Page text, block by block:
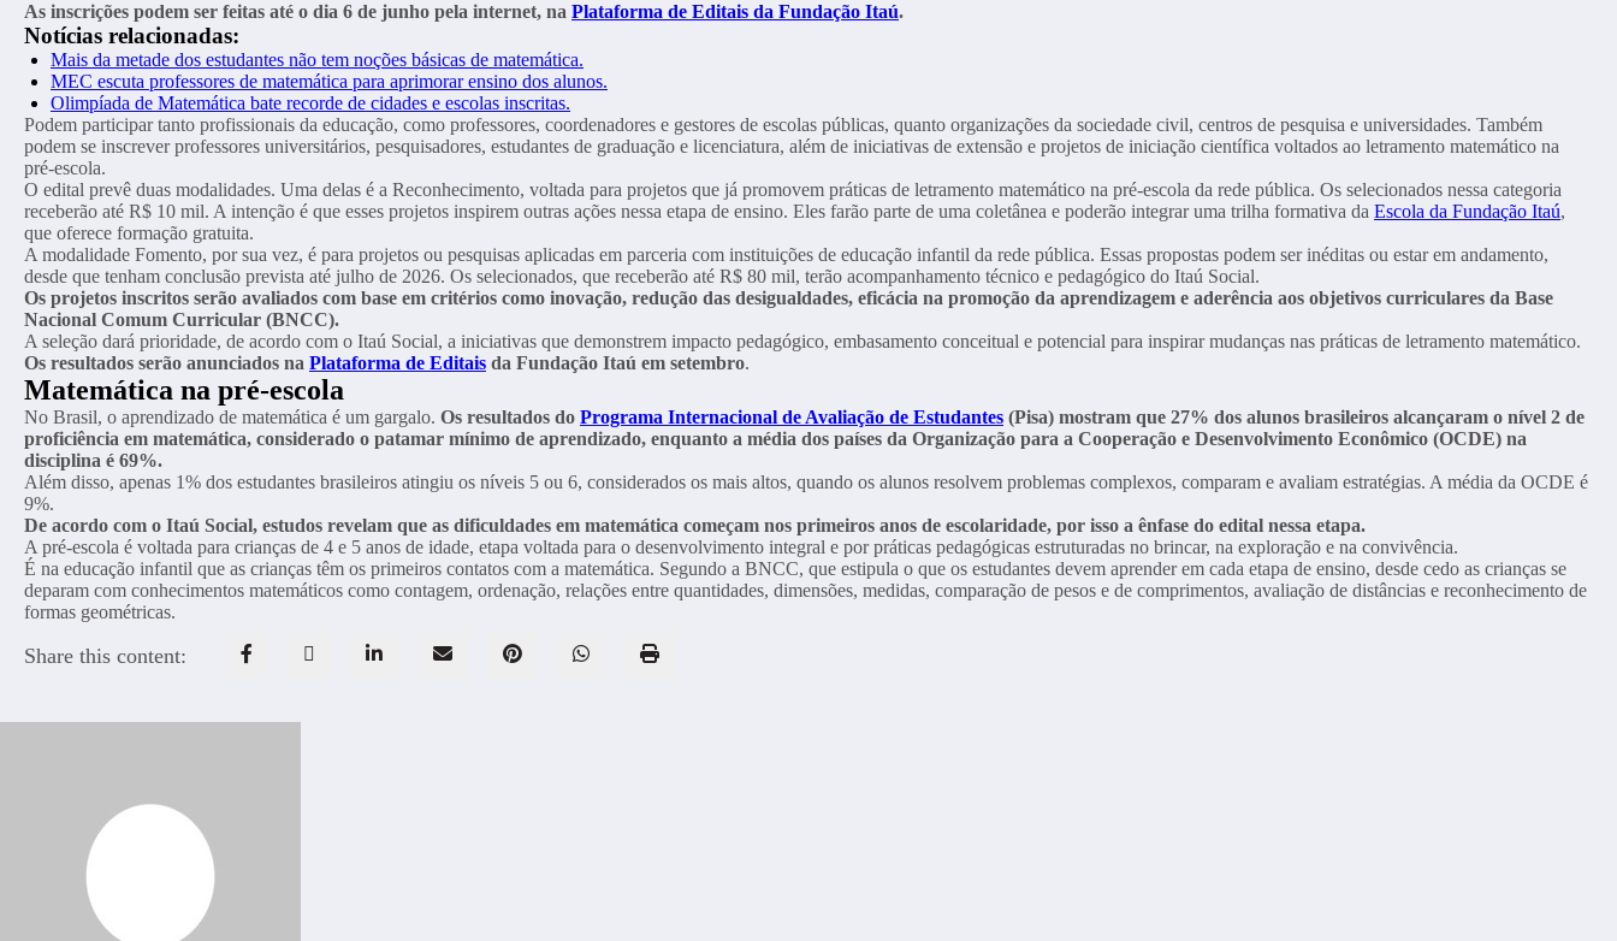
As inscrições podem ser feitas até o dia 6 de junho pela internet, na Plataforma de Editais da Fundação Itaú.
Notícias relacionadas:
Mais da metade dos estudantes não tem noções básicas de matemática.
MEC escuta professores de matemática para aprimorar ensino dos alunos.
Olimpíada de Matemática bate recorde de cidades e escolas inscritas.
Podem participar tanto profissionais da educação, como professores, coordenadores e gestores de escolas públicas, quanto organizações da sociedade civil, centros de pesquisa e universidades. Também
podem se inscrever professores universitários, pesquisadores, estudantes de graduação e licenciatura, além de iniciativas de extensão e projetos de iniciação científica voltados ao letramento matemático na
pré-escola.
O edital prevê duas modalidades. Uma delas é a Reconhecimento, voltada para projetos que já promovem práticas de letramento matemático na pré-escola da rede pública. Os selecionados nessa categoria
receberão até R$ 10 mil. A intenção é que esses projetos inspirem outras ações nessa etapa de ensino. Eles farão parte de uma coletânea e poderão integrar uma trilha formativa da Escola da Fundação Itaú,
que oferece formação gratuita.
A modalidade Fomento, por sua vez, é para projetos ou pesquisas aplicadas em parceria com instituições de educação infantil da rede pública. Essas propostas podem ser inéditas ou estar em andamento,
desde que tenham conclusão prevista até julho de 2026. Os selecionados, que receberão até R$ 80 mil, terão acompanhamento técnico e pedagógico do Itaú Social.
Os projetos inscritos serão avaliados com base em critérios como inovação, redução das desigualdades, eficácia na promoção da aprendizagem e aderência aos objetivos curriculares da Base
Nacional Comum Curricular (BNCC).
A seleção dará prioridade, de acordo com o Itaú Social, a iniciativas que demonstrem impacto pedagógico, embasamento conceitual e potencial para inspirar mudanças nas práticas de letramento matemático.
Os resultados serão anunciados na Plataforma de Editais da Fundação Itaú em setembro.
Matemática na pré-escola
No Brasil, o aprendizado de matemática é um gargalo. Os resultados do Programa Internacional de Avaliação de Estudantes (Pisa) mostram que 27% dos alunos brasileiros alcançaram o nível 2 de
proficiência em matemática, considerado o patamar mínimo de aprendizado, enquanto a média dos países da Organização para a Cooperação e Desenvolvimento Econômico (OCDE) na
disciplina é 69%.
Além disso, apenas 1% dos estudantes brasileiros atingiu os níveis 5 ou 6, considerados os mais altos, quando os alunos resolvem problemas complexos, comparam e avaliam estratégias. A média da OCDE é
9%.
De acordo com o Itaú Social, estudos revelam que as dificuldades em matemática começam nos primeiros anos de escolaridade, por isso a ênfase do edital nessa etapa.
A pré-escola é voltada para crianças de 4 e 5 anos de idade, etapa voltada para o desenvolvimento integral e por práticas pedagógicas estruturadas no brincar, na exploração e na convivência.
É na educação infantil que as crianças têm os primeiros contatos com a matemática. Segundo a BNCC, que estipula o que os estudantes devem aprender em cada etapa de ensino, desde cedo as crianças se
deparam com conhecimentos matemáticos como contagem, ordenação, relações entre quantidades, dimensões, medidas, comparação de pesos e de comprimentos, avaliação de distâncias e reconhecimento de
formas geométricas.
Share this content: